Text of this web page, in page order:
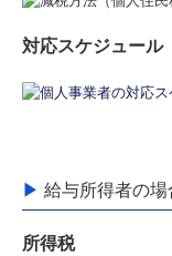
対応スケジュール
▶ 給与所得者の場
所得税